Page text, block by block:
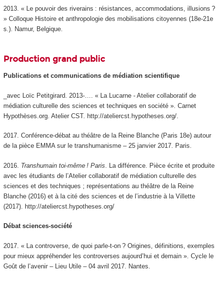
2013. « Le pouvoir des riverains : résistances, accommodations, illusions ?
» Colloque Histoire et anthropologie des mobilisations citoyennes (18e-21e
s.). Namur, Belgique.
Production grand public
Publications et communications de médiation scientifique
_avec Loïc Petitgirard. 2013-…. « La Lucarne - Atelier collaboratif de
médiation culturelle des sciences et techniques en société ». Carnet
Hypothèses.org. Atelier CST. http://ateliercst.hypotheses.org/.
2017. Conférence-débat au théâtre de la Reine Blanche (Paris 18e) autour
de la pièce EMMA sur le transhumanisme – 25 janvier 2017. Paris.
2016. Transhumain toi-même ! Paris . La différence. Pièce écrite et produite
avec les étudiants de l’Atelier collaboratif de médiation culturelle des
sciences et des techniques ; représentations au théâtre de la Reine
Blanche (2016) et à la cité des sciences et de l’industrie à la Villette
(2017). http://ateliercst.hypotheses.org/
Débat sciences-société
2017. « La controverse, de quoi parle-t-on ? Origines, définitions, exemples
pour mieux appréhender les controverses aujourd’hui et demain ». Cycle le
Goût de l’avenir – Lieu Utile – 04 avril 2017. Nantes.